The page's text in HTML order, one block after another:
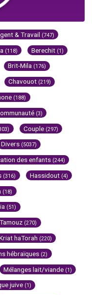
& Travail (747)
(118) Berechit (1)
Brit-Mila (176)
Chavouot (219)
(188)
(3)
Couple (297)
Divers (5037)
des enfants (244)
(316) Hassidout (4)
(18)
(51)
(270)
haTorah (220)
hébraïques (2)
Mélanges lait/viande (1)
juive (1)